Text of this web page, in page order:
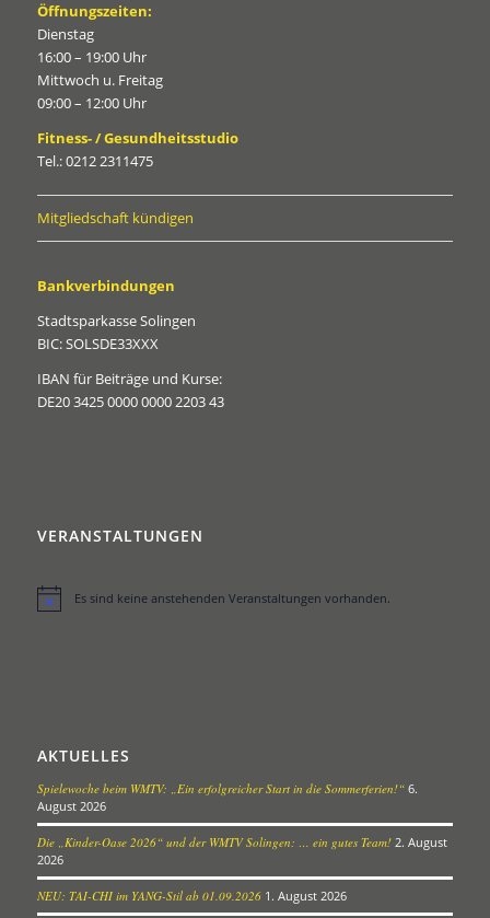
Öffnungszeiten:
Dienstag
16:00 – 19:00 Uhr
Mittwoch u. Freitag
09:00 – 12:00 Uhr
Fitness- / Gesundheitsstudio
Tel.: 0212 2311475
Mitgliedschaft kündigen
Bankverbindungen
Stadtsparkasse Solingen
BIC: SOLSDE33XXX
IBAN für Beiträge und Kurse:
DE20 3425 0000 0000 2203 43
VERANSTALTUNGEN
HinweisEs sind keine anstehenden Veranstaltungen vorhanden.
AKTUELLES
Spielewoche beim WMTV: „Ein erfolgreicher Start in die Sommerferien!“ 6.
August 2026
Die „Kinder-Oase 2026“ und der WMTV Solingen: … ein gutes Team! 2. August
2026
NEU: TAI-CHI im YANG-Stil ab 01.09.2026 1. August 2026